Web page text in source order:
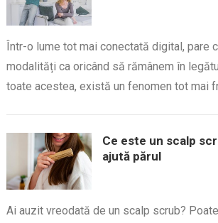
Într-o lume tot mai conectată digital, pare
modalități ca oricând să rămânem în
toate acestea, există un fenomen tot mai
Ce este un scalp
ajută părul
Ai auzit vreodată de un scalp scrub?